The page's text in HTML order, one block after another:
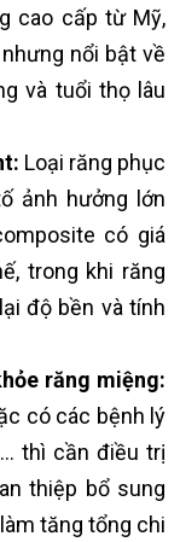
cao cấp từ Mỹ,
nổi bật về
và tuổi thọ lâu
Loại răng phục
ảnh hưởng lớn
có giá
trong khi răng
độ bền và tính
răng miệng:
có các bệnh lý
thì cần điều trị
thiệp bổ sung
tăng tổng chi